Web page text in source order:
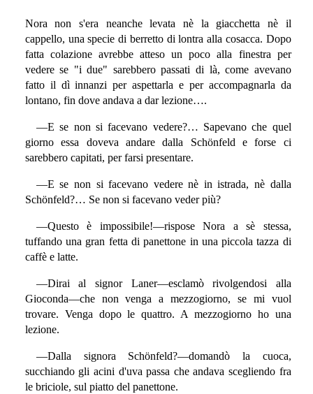
Nora non s'era neanche levata nè la giacchetta nè il
cappello, una specie di berretto di lontra alla cosacca. Dopo
fatta colazione avrebbe atteso un poco alla finestra per
vedere se "i due" sarebbero passati di là, come avevano
fatto il dì innanzi per aspettarla e per accompagnarla da
lontano, fin dove andava a dar lezione….
—E se non si facevano vedere?… Sapevano che quel
giorno essa doveva andare dalla Schönfeld e forse ci
sarebbero capitati, per farsi presentare.
—E se non si facevano vedere nè in istrada, nè dalla
Schönfeld?… Se non si facevano veder più?
—Questo è impossibile!—rispose Nora a sè stessa,
tuffando una gran fetta di panettone in una piccola tazza di
caffè e latte.
—Dirai al signor Laner—esclamò rivolgendosi alla
Gioconda—che non venga a mezzogiorno, se mi vuol
trovare. Venga dopo le quattro. A mezzogiorno ho una
lezione.
—Dalla signora Schönfeld?—domandò la cuoca,
succhiando gli acini d'uva passa che andava scegliendo fra
le briciole, sul piatto del panettone.